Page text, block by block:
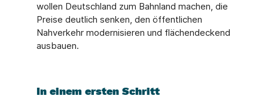
wollen Deutschland zum Bahnland machen, die
Preise deutlich senken, den öffentlichen
Nahverkehr modernisieren und flächendeckend
ausbauen.
In einem ersten Schritt